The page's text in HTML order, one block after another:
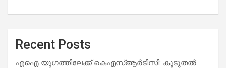
Recent Posts
എഐ യുഗത്തിലേക്ക് കെഎസ്ആർടിസി: കൂടുതൽ